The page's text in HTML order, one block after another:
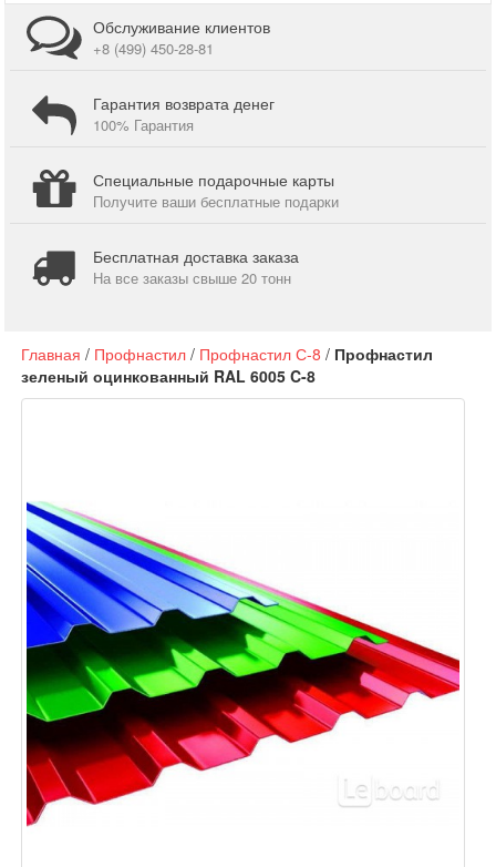
Обслуживание клиентов
+8 (499) 450-28-81
Гарантия возврата денег
100% Гарантия
Специальные подарочные карты
Получите ваши бесплатные подарки
Бесплатная доставка заказа
На все заказы свыше 20 тонн
Главная / Профнастил / Профнастил С-8 / Профнастил
зеленый оцинкованный RAL 6005 C-8